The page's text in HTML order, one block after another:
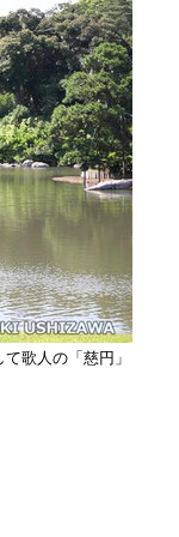
歌人の「慈円」